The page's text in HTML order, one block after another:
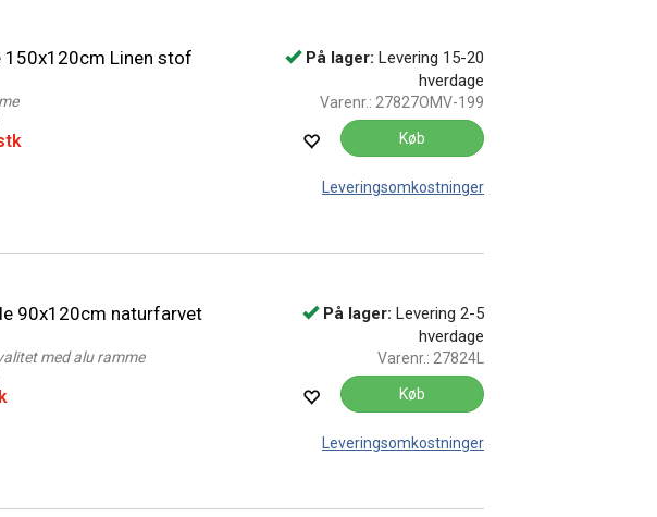
150x120cm Linen stof
På lager: Levering 15-20
hverdage
Varenr.: 27827OMV-199
Køb
Leveringsomkostninger
90x120cm naturfarvet
med alu ramme
På lager: Levering 2-5
hverdage
Varenr.: 27824L
Køb
Leveringsomkostninger